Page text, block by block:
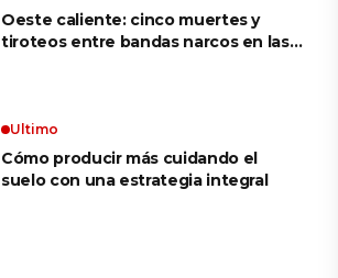
Oeste caliente: cinco muertes y
tiroteos entre bandas narcos en las
Ultimo
Cómo producir más cuidando el
suelo con una estrategia integral